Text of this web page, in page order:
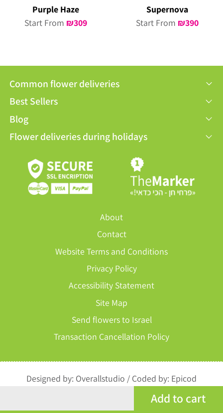
Add to cart
Purple Haze
Start From ₪309
Supernova
Start From ₪390
Common flower deliveries
Best Sellers
Blog
Flower deliveries during holidays
About
Contact
Website Terms and Conditions
Privacy Policy
Accessibility Statement
Site Map
Send flowers to Israel
Transaction Cancellation Policy
Designed by: Overallstudio / Coded by: Epicod
All rights reserved to Perach Chen